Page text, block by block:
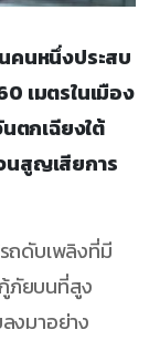
คนหนึ่งประสบ
เมตรในเมือง
ตกเฉียงใต้
นสูญเสียการ
ถดับเพลิงที่มี
ภัยบนที่สูง
งมาอย่าง